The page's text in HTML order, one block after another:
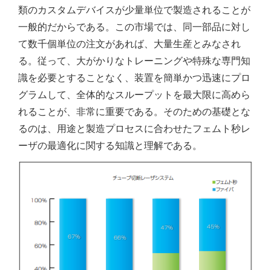
類のカスタムデバイスが少量単位で製造されることが
一般的だからである。この市場では、同一部品に対し
て数千個単位の注文があれば、大量生産とみなされ
る。従って、大がかりなトレーニングや特殊な専門知
識を必要とすることなく、装置を簡単かつ迅速にプロ
グラムして、全体的なスループットを最大限に高めら
れることが、非常に重要である。そのための基礎とな
るのは、用途と製造プロセスに合わせたフェムト秒レ
ーザの最適化に関する知識と理解である。